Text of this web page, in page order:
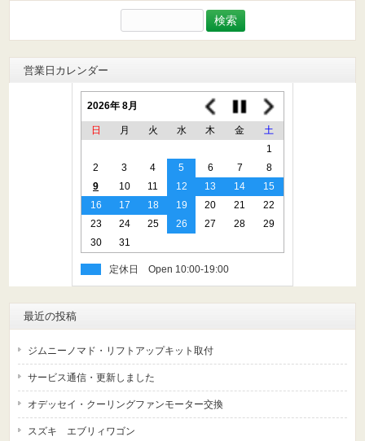
索:
営業日カレンダー
2026年 8月
日 月 火 水 木 金
土
1
2
3 4 5 6 7
8
9
10 11 12 13 14
15
16
17 18 19 20 21
22
23
24 25 26 27 28
29
30
31
定休日
最近の投稿
ジムニーノマド・リフトアップキット取付
サービス通信・更新しました
オデッセイ・クーリングファンモーター交換
スズキ エブリィワゴン